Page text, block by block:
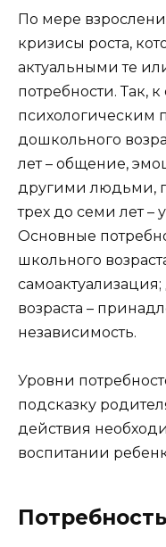
По мере
кризисы роста,
актуальными те
потребности. Так,
психологическим
дошкольного
лет – общение,
другими людьми,
трех до семи лет –
Основные
школьного
возраста –
независимость.
Уровни
подсказку
действия
воспитании